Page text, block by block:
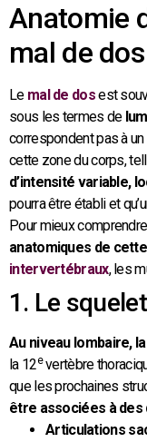
Anatomie
mal de dos
Le mal de dosest
sous les termes de
correspondent pas à un
cette zone du corps,
d’intensité variable,
pourra être établi et
Pour mieux
anatomiques de
intervertébraux, les
1. Le
Au niveau lombaire,
la 12evertèbre
que les prochaines
être associées à
Articulations